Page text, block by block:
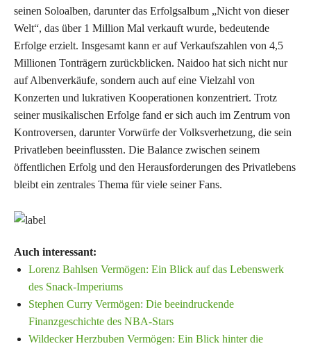
seinen Soloalben, darunter das Erfolgsalbum „Nicht von dieser
Welt“, das über 1 Million Mal verkauft wurde, bedeutende
Erfolge erzielt. Insgesamt kann er auf Verkaufszahlen von 4,5
Millionen Tonträgern zurückblicken. Naidoo hat sich nicht nur
auf Albenverkäufe, sondern auch auf eine Vielzahl von
Konzerten und lukrativen Kooperationen konzentriert. Trotz
seiner musikalischen Erfolge fand er sich auch im Zentrum von
Kontroversen, darunter Vorwürfe der Volksverhetzung, die sein
Privatleben beeinflussten. Die Balance zwischen seinem
öffentlichen Erfolg und den Herausforderungen des Privatlebens
bleibt ein zentrales Thema für viele seiner Fans.
Auch interessant:
Lorenz Bahlsen Vermögen: Ein Blick auf das Lebenswerk
des Snack-Imperiums
Stephen Curry Vermögen: Die beeindruckende
Finanzgeschichte des NBA-Stars
Wildecker Herzbuben Vermögen: Ein Blick hinter die